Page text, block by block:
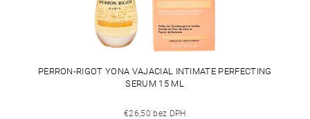
PERRON-RIGOT YONA VAJACIAL INTIMATE PERFECTING
SERUM 15 ML
€26,50 bez DPH